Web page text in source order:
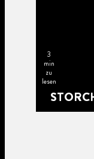
3
min
zu
lesen